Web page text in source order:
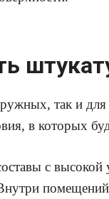
так и
в которых
с высокой